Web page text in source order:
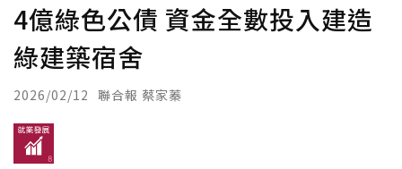
4億綠色公債 資金全數投入建造
綠建築宿舍
2026/02/12 聯合報 蔡家蓁